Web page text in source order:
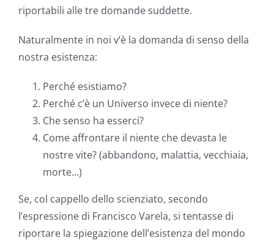
riportabili alle tre domande suddette.
Naturalmente in noi v’è la domanda di senso della
nostra esistenza:
Perché esistiamo?
Perché c’è un Universo invece di niente?
Che senso ha esserci?
Come affrontare il niente che devasta le
nostre vite? (abbandono, malattia, vecchiaia,
morte…)
Se, col cappello dello scienziato, secondo
l’espressione di Francisco Varela, si tentasse di
riportare la spiegazione dell’esistenza del mondo